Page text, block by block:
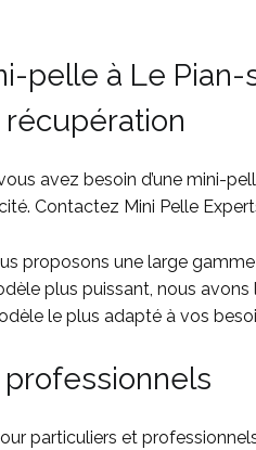
pelle à Le
récupération
avez besoin d’une mini-
Contactez Mini Pelle
proposons une large
plus puissant, nous
le plus adapté à vos
particuliers et